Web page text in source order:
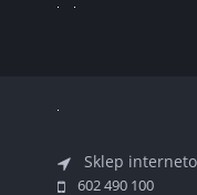
Sklep
602 490 100